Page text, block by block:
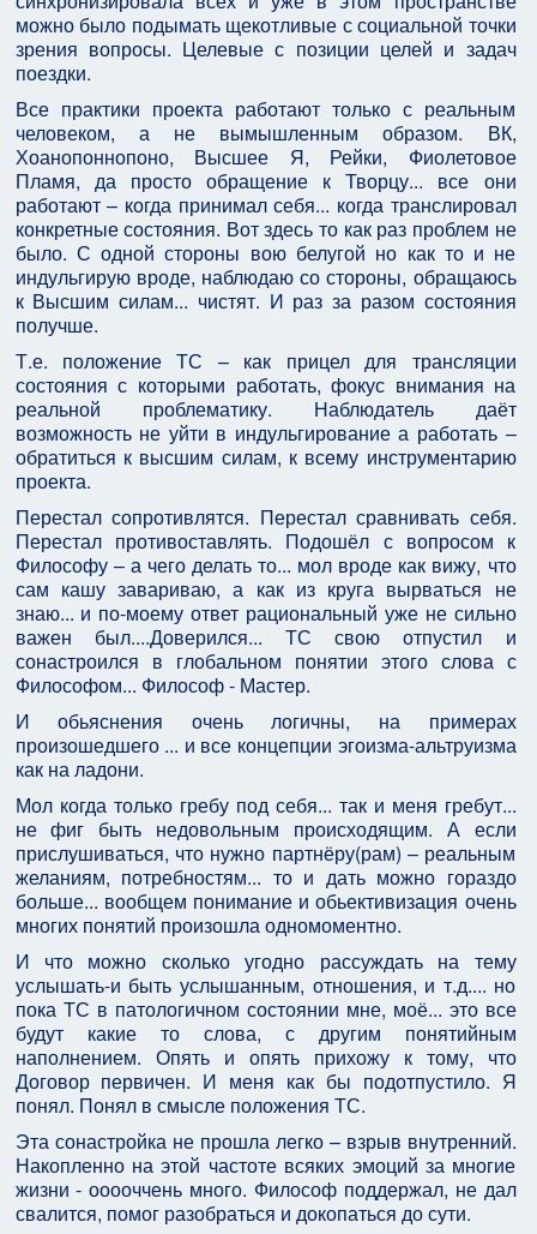
можно было подымать щекотливые с социальной точки
зрения вопросы. Целевые с позиции целей и задач
поездки.
Все практики проекта работают только с реальным
человеком, а не вымышленным образом. ВК,
Хоанопоннопоно, Высшее Я, Рейки, Фиолетовое
Пламя, да просто обращение к Творцу... все они
работают – когда принимал себя... когда транслировал
конкретные состояния. Вот здесь то как раз проблем не
было. С одной стороны вою белугой но как то и не
индульгирую вроде, наблюдаю со стороны, обращаюсь
к Высшим силам... чистят. И раз за разом состояния
получше.
Т.е. положение ТС – как прицел для трансляции
состояния с которыми работать, фокус внимания на
реальной проблематику. Наблюдатель даёт
возможность не уйти в индульгирование а работать –
обратиться к высшим силам, к всему инструментарию
проекта.
Перестал сопротивлятся. Перестал сравнивать себя.
Перестал противоставлять. Подошёл с вопросом к
Философу – а чего делать то... мол вроде как вижу, что
сам кашу завариваю, а как из круга вырваться не
знаю... и по-моему ответ рациональный уже не сильно
важен был....Доверился... ТС свою отпустил и
сонастроился в глобальном понятии этого слова с
Философом... Философ - Мастер.
И обьяснения очень логичны, на примерах
произошедшего ... и все концепции эгоизма-альтруизма
как на ладони.
Мол когда только гребу под себя... так и меня гребут...
не фиг быть недовольным происходящим. А если
прислушиваться, что нужно партнёру(рам) – реальным
желаниям, потребностям... то и дать можно гораздо
больше... вообщем понимание и обьективизация очень
многих понятий произошла одномоментно.
И что можно сколько угодно рассуждать на тему
услышать-и быть услышанным, отношения, и т.д.... но
пока ТС в патологичном состоянии мне, моё... это все
будут какие то слова, с другим понятийным
наполнением. Опять и опять прихожу к тому, что
Договор первичен. И меня как бы подотпустило. Я
понял. Понял в смысле положения ТС.
Эта сонастройка не прошла легко – взрыв внутренний.
Накопленно на этой частоте всяких эмоций за многие
жизни - ооооччень много. Философ поддержал, не дал
свалится, помог разобраться и докопаться до сути.